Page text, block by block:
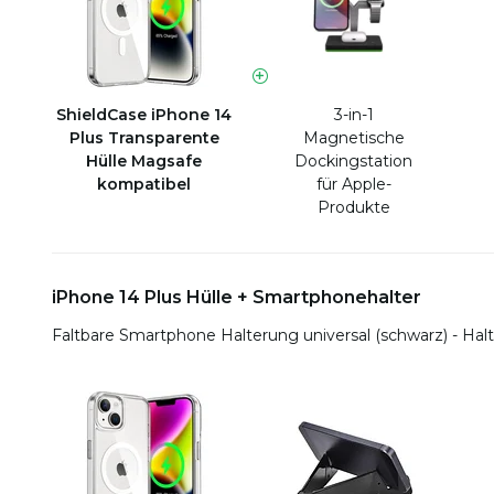
ShieldCase iPhone 14
Plus Transparente
Hülle Magsafe
kompatibel
3-in-1
Magnetische
Dockingstation
für Apple-
Produkte
iPhone 14 Plus Hülle + Smartphonehalter
Faltbare Smartphone Halterung universal (schwarz) -